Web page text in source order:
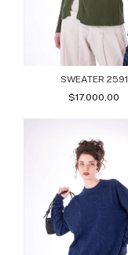
SWEATER 2591
$17.000,00